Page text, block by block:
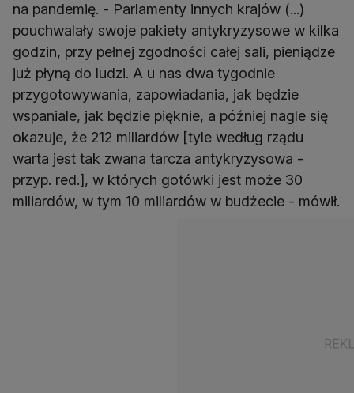
na pandemię. - Parlamenty innych krajów (...)
pouchwalały swoje pakiety antykryzysowe w kilka
godzin, przy pełnej zgodności całej sali, pieniądze
już płyną do ludzi. A u nas dwa tygodnie
przygotowywania, zapowiadania, jak będzie
wspaniale, jak będzie pięknie, a później nagle się
okazuje, że 212 miliardów [tyle według rządu
warta jest tak zwana tarcza antykryzysowa -
przyp. red.], w których gotówki jest może 30
miliardów, w tym 10 miliardów w budżecie - mówił.